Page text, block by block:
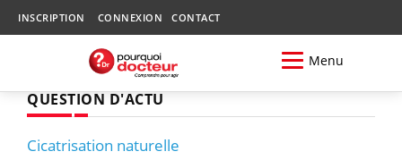
INSCRIPTION CONNEXION CONTACT
Menu
QUESTION D'ACTU
Cicatrisation naturelle